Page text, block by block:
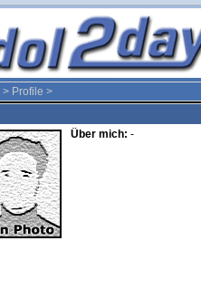
> Profile >
Über mich: -